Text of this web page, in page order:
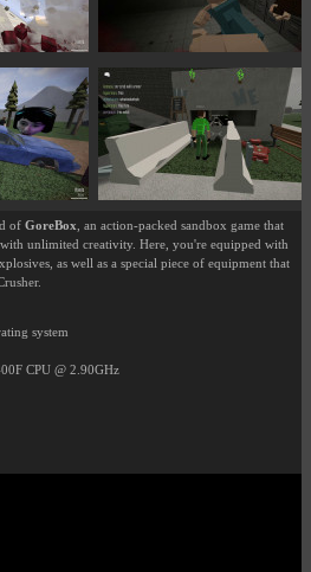
of GoreBox, an action-packed sandbox game that
unlimited creativity. Here, you're equipped with
as well as a special piece of equipment that
system
CPU @ 2.90GHz